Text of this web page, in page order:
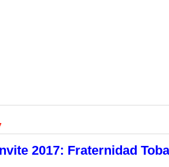
2017: Fraternidad